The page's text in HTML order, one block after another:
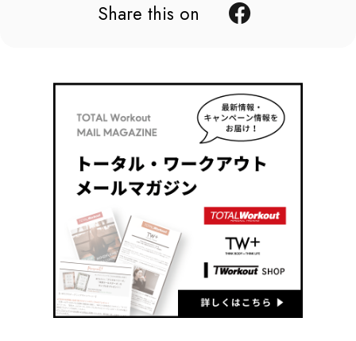
Share this on